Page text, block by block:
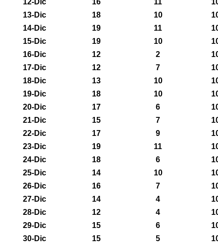
12-Dic 16 11
13-Dic
18 10
14-Dic
19 11
15-Dic
19 10
16-Dic
12 2
17-Dic
12 7
18-Dic
13 10
19-Dic
18 10
20-Dic
17 6
21-Dic
15 7
22-Dic
17 9
23-Dic
19 11
24-Dic
18 6
25-Dic
14 10
26-Dic
16 7
27-Dic
14 4
28-Dic
12 4
29-Dic
15 6
30-Dic
15 5